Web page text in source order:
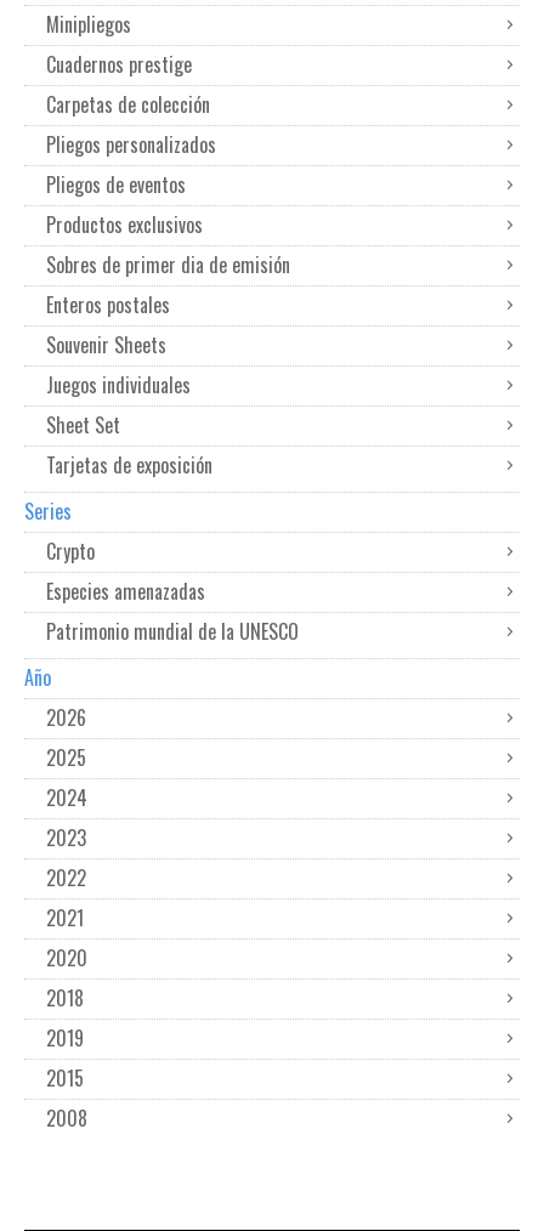
Minipliegos
Cuadernos prestige
Carpetas de colección
Pliegos personalizados
Pliegos de eventos
Productos exclusivos
Sobres de primer dia de emisión
Enteros postales
Souvenir Sheets
Juegos individuales
Sheet Set
Tarjetas de exposición
Series
Crypto
Especies amenazadas
Patrimonio mundial de la UNESCO
Año
2026
2025
2024
2023
2022
2021
2020
2018
2019
2015
2008